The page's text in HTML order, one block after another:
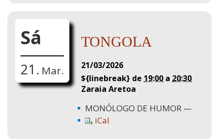
Sá
21. Mar.
TONGOLA
21/03/2026
${linebreak} de 19:00 a 20:30
Zaraia Aretoa
MONÓLOGO DE HUMOR
iCal